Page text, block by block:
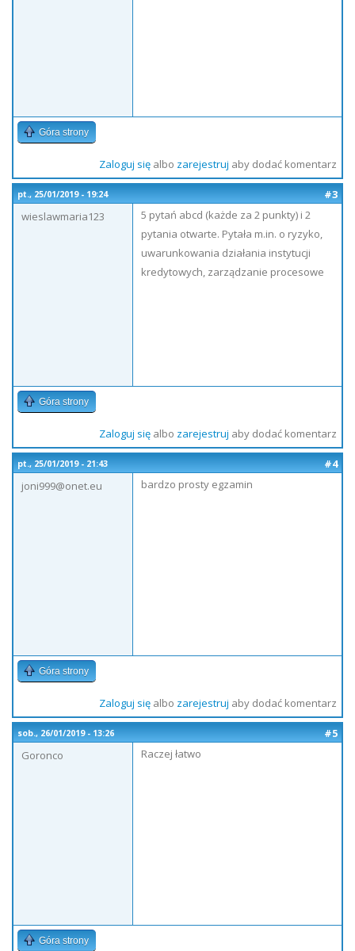
Góra strony
Zaloguj sięalbo zarejestruj aby dodać komentarz
pt., 25/01/2019 - 19:24
#3
wieslawmaria123
5 pytań abcd (każde za 2 punkty) i 2
pytania otwarte. Pytała m.in. o ryzyko,
uwarunkowania działania instytucji
kredytowych, zarządzanie procesowe
Góra strony
Zaloguj sięalbo zarejestruj aby dodać komentarz
pt., 25/01/2019 - 21:43
#4
joni999@onet.eu
bardzo prosty egzamin
Góra strony
Zaloguj sięalbo zarejestruj aby dodać komentarz
sob., 26/01/2019 - 13:26
#5
Goronco
Raczej łatwo
Góra strony